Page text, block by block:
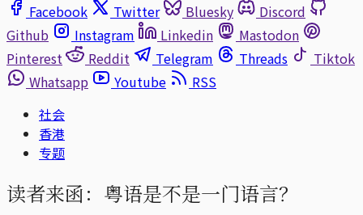
Facebook
Twitter Bluesky
Discord
Github
Instagram Linkedin
Mastodon
Pinterest
Reddit Telegram Threads
Tiktok
Whatsapp
Youtube
RSS
社会
香港
专题
读者来函：粤语是不是一门语言？